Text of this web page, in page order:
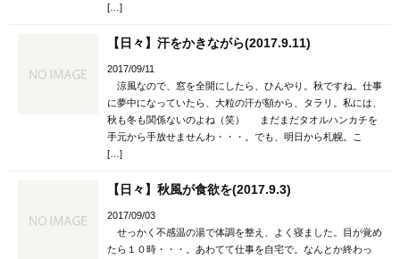
[…]
【日々】汗をかきながら(2017.9.11)
2017/09/11
涼風なので、窓を全開にしたら、ひんやり。秋ですね。仕事
に夢中になっていたら、大粒の汗が額から、タラリ。私には、
秋も冬も関係ないのよね（笑） まだまだタオルハンカチを
手元から手放せませんわ・・・。でも、明日から札幌。こ
[…]
【日々】秋風が食欲を(2017.9.3)
2017/09/03
せっかく不感温の湯で体調を整え、よく寝ました。目が覚め
たら１０時・・・。あわてて仕事を自宅で。なんとか終わっ